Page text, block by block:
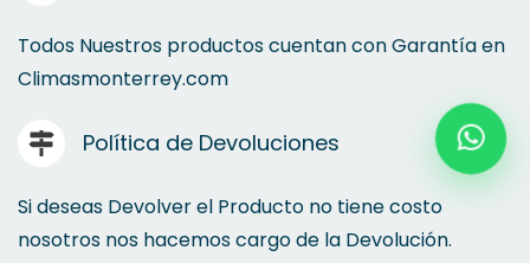
Todos Nuestros productos cuentan con Garantía en
Climasmonterrey.com
Política de Devoluciones
Si deseas Devolver el Producto no tiene costo
nosotros nos hacemos cargo de la Devolución.